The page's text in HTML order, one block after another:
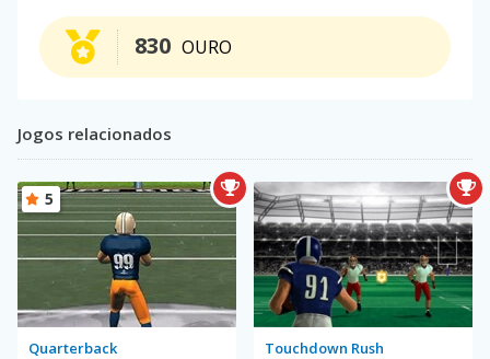
OURO
830
Jogos relacionados
Quarterback
5
Touchdown Rush